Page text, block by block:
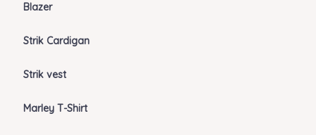
Blazer
Strik Cardigan
Strik vest
Marley T-Shirt